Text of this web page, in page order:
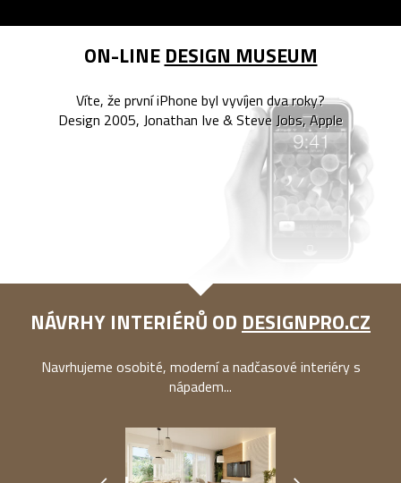
ON-LINE DESIGN MUSEUM
Víte, že první iPhone byl vyvíjen dva roky?
Design 2005, Jonathan Ive & Steve Jobs, Apple
NÁVRHY INTERIÉRŮ OD DESIGNPRO.CZ
Navrhujeme osobité, moderní a nadčasové interiéry s
nápadem...